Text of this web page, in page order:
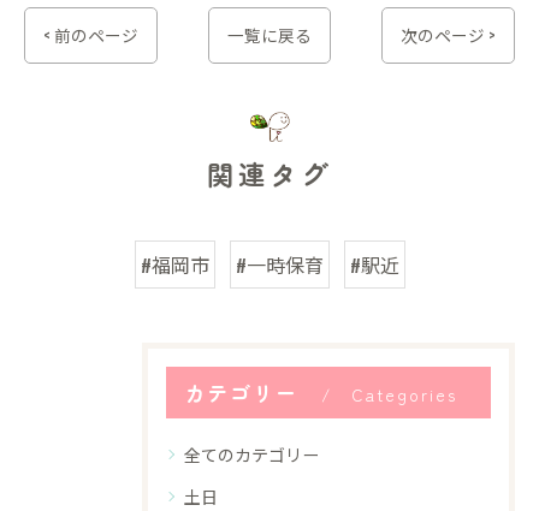
< 前のページ 一覧に戻る 次のページ >
関連タグ
#福岡市 #一時保育 #駅近
カテゴリー Categories
全てのカテゴリー
土日